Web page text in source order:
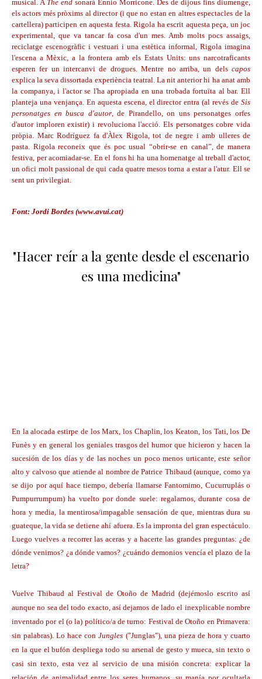
musical. A The end sonarà Ennio Morricone. Des de dijous fins diumenge,
els actors més pròxims al director (i que no estan en altres espectacles de la
cartellera) participen en aquesta festa. Rigola ha escrit aquesta peça, un joc
experimental, que va tancar fa cosa d'un mes. Amb molts pocs assaigs,
reciclatge escenogràfic i vestuari i una estètica informal, Rigola imagina
l'escena a Mèxic, a la frontera amb els Estats Units: uns narcotraficants
esperen fer un intercanvi de drogues. Mentre no arriba, un dels capos
explica la seva dissortada experiència teatral. La nit anterior hi ha anat amb
la companya, i l'actor se l'ha apropiada en una trobada fortuïta al bar. Ell
planteja una venjança. En aquesta escena, el director entra (al revés de Sis
personatges en busca d'autor, de Pirandello, on uns personatges orfes
d'autor imploren existir) i revoluciona l'acció. Els personatges cobre vida
pròpia. Marc Rodríguez fa d'Àlex Rigola, tot de negre i amb ulleres de
pasta. Rigola reconeix que és poc usual “obrir-se en canal”, de manera
festiva, per acomiadar-se. En el fons hi ha una homenatge al treball d'actor,
un ofici molt passional de qui cada quatre mesos torna a estar a l'atur. Ell se
sent un privilegiat.
Font: Jordi Bordes (www.avui.cat)
"Hacer reír a la gente desde el escenario
es una medicina"
En la alocada estirpe de los Marx, los Chaplin, los Keaton, los Tati, los De
Funès y en general los geniales trasgos del humor que hicieron y hacen la
sucesión de los días y de las noches un poco menos urticante, este señor
alto y calvoso que atiende al nombre de Patrice Thibaud (aunque, como ya
se dijo por aquí hace tiempo, debería llamarse Fantomimo, Cucurruplás o
Pumpurrumpum) ha vuelto por donde suele: regalarnos, durante cosa de
hora y media, la mentirosa/impagable sensación de que, mientras dura su
guateque, la vida se detiene ahí afuera. Es la impronta del gran espectáculo.
Luego vuelves a recorrer las aceras y a hacerte las grandes preguntas: ¿de
dónde venimos? ¿a dónde vamos? ¿cuándo demonios vencía el plazo de la
letra?
Vuelve Thibaud al Festival de Otoño de Madrid (dejémoslo escrito así
aunque no sea del todo exacto, así dejamos de lado el inexplicable nombre
inventado por el (o la) político/a de turno: Festival de Otoño en Primavera:
sin palabras). Lo hace con Jungles ("Junglas"), una pieza de hora y cuarto
en la que el bufón despliega todo su arsenal de gesto y mueca, sin texto o
casi sin texto, esta vez al servicio de una misión concreta: explicar la